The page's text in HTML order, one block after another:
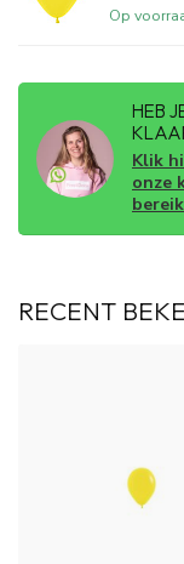
Op
HEB
Klik
onze
RECENT